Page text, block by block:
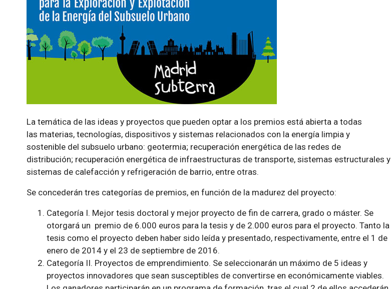
La temática de las ideas y proyectos que pueden optar a los premios está abierta a todas
las materias, tecnologías, dispositivos y sistemas relacionados con la energía limpia y
sostenible del subsuelo urbano: geotermia; recuperación energética de las redes de
distribución; recuperación energética de infraestructuras de transporte, sistemas estructurales y
sistemas de calefacción y refrigeración de barrio, entre otras.
Se concederán tres categorías de premios, en función de la madurez del proyecto:
Categoría I. Mejor tesis doctoral y mejor proyecto de fin de carrera, grado o máster. Se
otorgará un premio de 6.000 euros para la tesis y de 2.000 euros para el proyecto. Tanto la
tesis como el proyecto deben haber sido leída y presentado, respectivamente, entre el 1 de
enero de 2014 y el 23 de septiembre de 2016.
Categoría II. Proyectos de emprendimiento. Se seleccionarán un máximo de 5 ideas y
proyectos innovadores que sean susceptibles de convertirse en económicamente viables.